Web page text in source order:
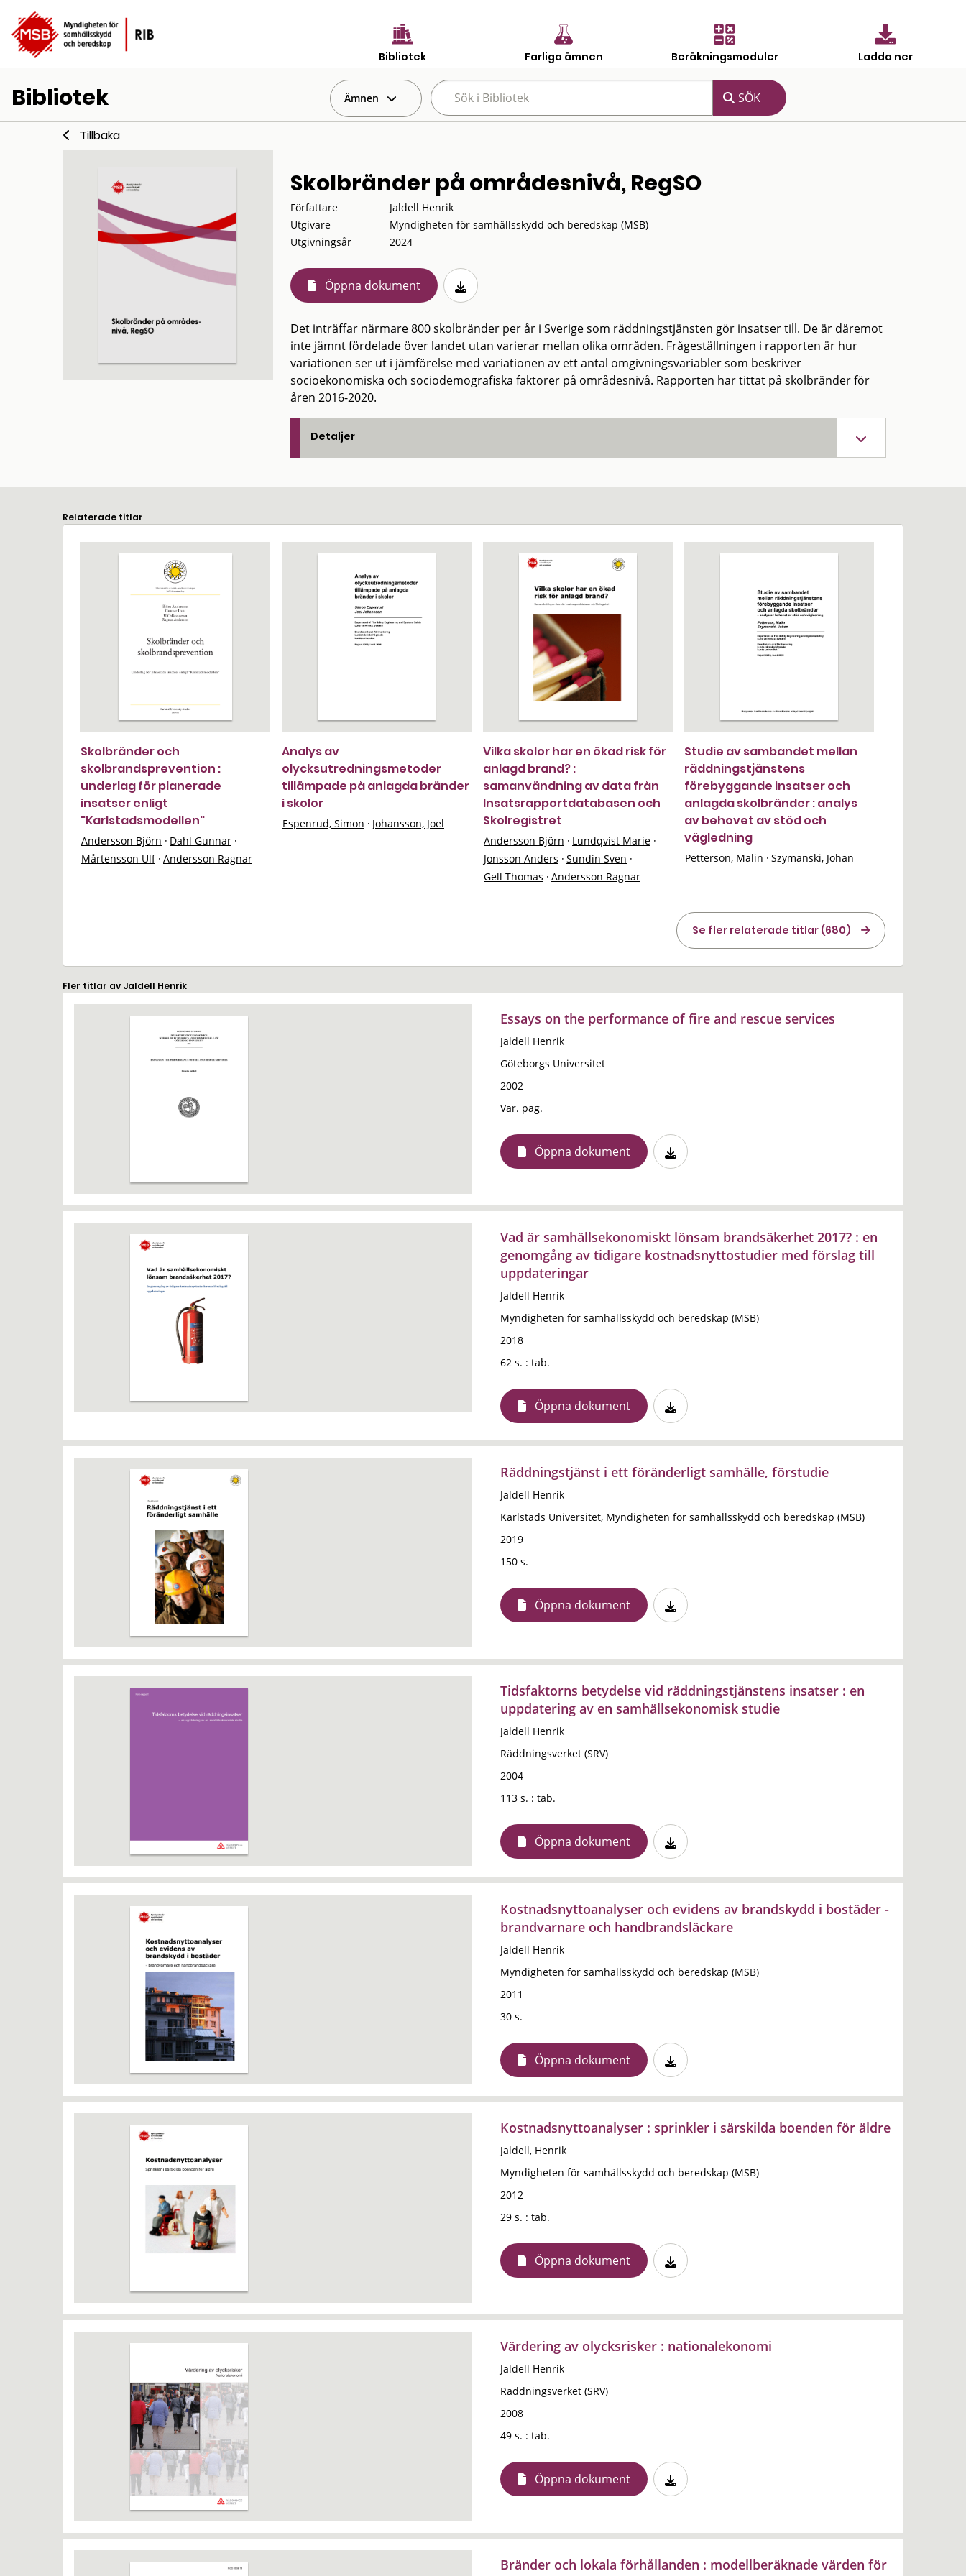
Bibliotek Farliga ämnen Beräkningsmoduler Ladda ner
Bibliotek Ämnen
Tillbaka
Skolbränder på områdesnivå, RegSO
Författare
Jaldell Henrik
Utgivare
Myndigheten för samhällsskydd och beredskap (MSB)
Utgivningsår
2024
Öppna dokument
Det inträffar närmare 800 skolbränder per år i Sverige som räddningstjänsten gör insatser till. De är däremot
inte jämnt fördelade över landet utan varierar mellan olika områden. Frågeställningen i rapporten är hur
variationen ser ut i jämförelse med variationen av ett antal omgivningsvariabler som beskriver
socioekonomiska och sociodemografiska faktorer på områdesnivå. Rapporten har tittat på skolbränder för
åren 2016-2020.
Detaljer
Relaterade titlar
Skolbränder och
skolbrandsprevention :
underlag för planerade
insatser enligt
"Karlstadsmodellen"
Andersson Björn · Dahl Gunnar ·
Mårtensson Ulf · Andersson Ragnar
Analys av
olycksutredningsmetoder
tillämpade på anlagda bränder
i skolor
Espenrud, Simon · Johansson, Joel
Vilka skolor har en ökad risk för
anlagd brand? :
samanvändning av data från
Insatsrapportdatabasen och
Skolregistret
Andersson Björn · Lundqvist Marie ·
Jonsson Anders · Sundin Sven ·
Gell Thomas · Andersson Ragnar
Studie av sambandet mellan
räddningstjänstens
förebyggande insatser och
anlagda skolbränder : analys
av behovet av stöd och
vägledning
Petterson, Malin · Szymanski, Johan
Se fler relaterade titlar (680)
Fler titlar av Jaldell Henrik
Essays on the performance of fire and rescue services
Jaldell Henrik
Göteborgs Universitet
2002
Var. pag.
Öppna dokument
Vad är samhällsekonomiskt lönsam brandsäkerhet 2017? : en
genomgång av tidigare kostnadsnyttostudier med förslag till
uppdateringar
Jaldell Henrik
Myndigheten för samhällsskydd och beredskap (MSB)
2018
62 s. : tab.
Öppna dokument
Räddningstjänst i ett föränderligt samhälle, förstudie
Jaldell Henrik
Karlstads Universitet, Myndigheten för samhällsskydd och beredskap (MSB)
2019
150 s.
Öppna dokument
Tidsfaktorns betydelse vid räddningstjänstens insatser : en
uppdatering av en samhällsekonomisk studie
Jaldell Henrik
Räddningsverket (SRV)
2004
113 s. : tab.
Öppna dokument
Kostnadsnyttoanalyser och evidens av brandskydd i bostäder -
brandvarnare och handbrandsläckare
Jaldell Henrik
Myndigheten för samhällsskydd och beredskap (MSB)
2011
30 s.
Öppna dokument
Kostnadsnyttoanalyser : sprinkler i särskilda boenden för äldre
Jaldell, Henrik
Myndigheten för samhällsskydd och beredskap (MSB)
2012
29 s. : tab.
Öppna dokument
Värdering av olycksrisker : nationalekonomi
Jaldell Henrik
Räddningsverket (SRV)
2008
49 s. : tab.
Öppna dokument
Bränder och lokala förhållanden : modellberäknade värden för